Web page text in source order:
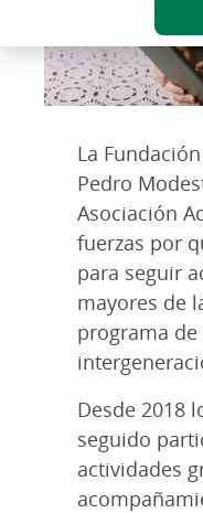
La
Pedro
Asociación
fuerzas por
para seguir
mayores de
programa
Desde 2018
seguido
actividades